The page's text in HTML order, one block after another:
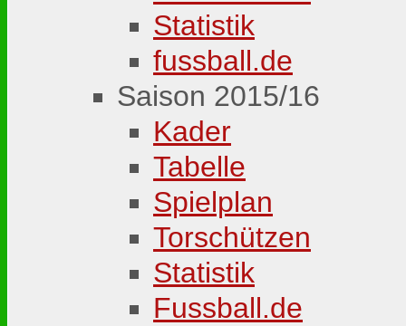
Statistik
fussball.de
Saison 2015/16
Kader
Tabelle
Spielplan
Torschützen
Statistik
Fussball.de